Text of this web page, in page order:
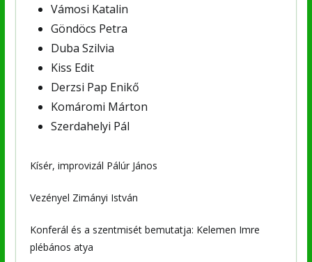
Vámosi Katalin
Göndöcs Petra
Duba Szilvia
Kiss Edit
Derzsi Pap Enikő
Komáromi Márton
Szerdahelyi Pál
Kísér, improvizál Pálúr János
Vezényel Zimányi István
Konferál és a szentmisét bemutatja: Kelemen Imre
plébános atya